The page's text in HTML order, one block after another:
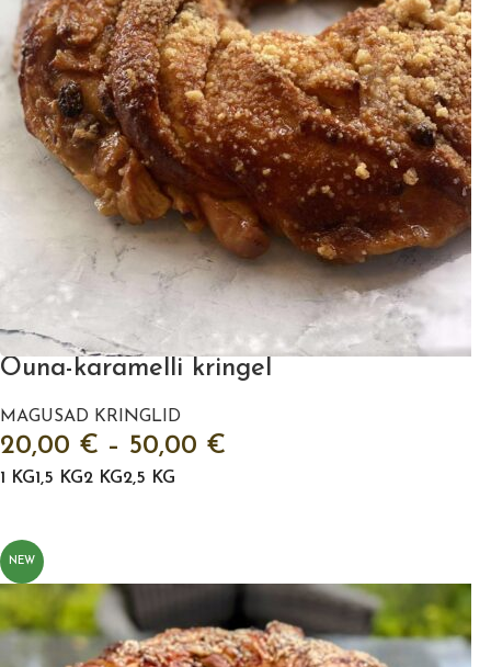
Õuna-karamelli kringel
MAGUSAD KRINGLID
20,00 € – 50,00 €
1 KG1,5 KG2 KG2,5 KG
NEW